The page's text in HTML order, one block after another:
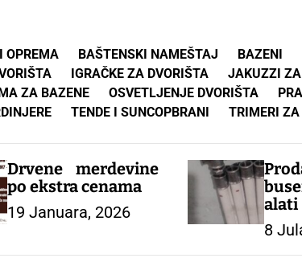
OPREMA BAŠTENSKI NAMEŠTAJ
BAZENI
IGRAČKE ZA DVORIŠTA
JAKUZZI
ZA BAZENE OSVETLJENJE DVORIŠTA
TENDE I SUNCOPBRANI
TRIMERI ZA
Drvene merdevine
po ekstra cenama
19 Januara, 2026
alati
za
8